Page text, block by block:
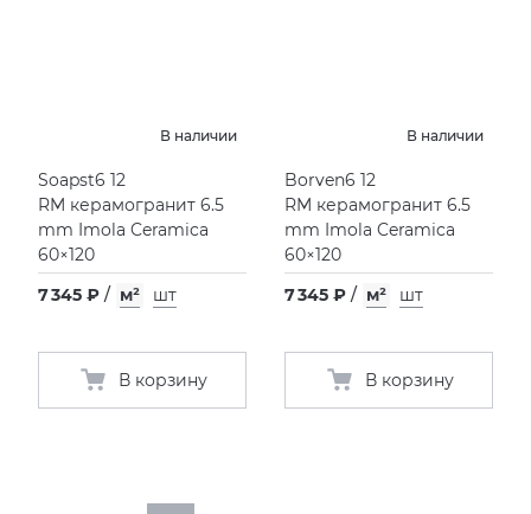
В наличии
Soapst6 12
RM керамогранит 6.5
mm Imola Ceramica
60×120
7 345 ₽ / м² шт
В корзину
В наличии
Borven6 12
RM керамогранит 6.5
mm Imola Ceramica
60×120
7 345 ₽ / м² шт
В корзину